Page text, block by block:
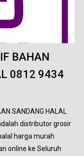
BAHAN
0812 9434
SANDANG HALAL
distributor grosir
harga murah
online ke Seluruh